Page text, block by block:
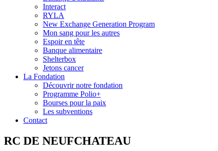
Interact
RYLA
New Exchange Generation Program
Mon sang pour les autres
Espoir en tête
Banque alimentaire
Shelterbox
Jetons cancer
La Fondation
Découvrir notre fondation
Programme Polio+
Bourses pour la paix
Les subventions
Contact
RC DE NEUFCHATEAU